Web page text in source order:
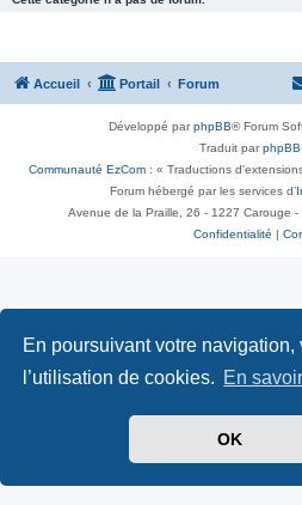
En poursuivant votre navigation,
l’utilisation de cookies. En
OK
Accueil Portail Forum
Développé parphpBB® Forum
Traduit par
Communauté EzCom : « Traductions
Forum hébergé par les services d’
Avenue de la Praille, 26 - 1227 Carouge
Confidentialité